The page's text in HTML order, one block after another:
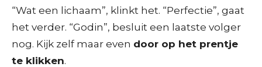
“Wat een lichaam”, klinkt het. “Perfectie”, gaat
het verder. “Godin”, besluit een laatste volger
nog. Kijk zelf maar even door op het prentje
te klikken.